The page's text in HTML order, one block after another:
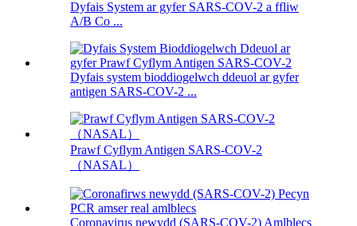
Dyfais System ar gyfer SARS-COV-2 a ffliw
A/B Co ...
Dyfais system bioddiogelwch ddeuol ar gyfer
antigen SARS-COV-2 ...
Prawf Cyflym Antigen SARS-COV-2
（NASAL）
Coronavirus newydd (SARS-COV-2) Amlblecs